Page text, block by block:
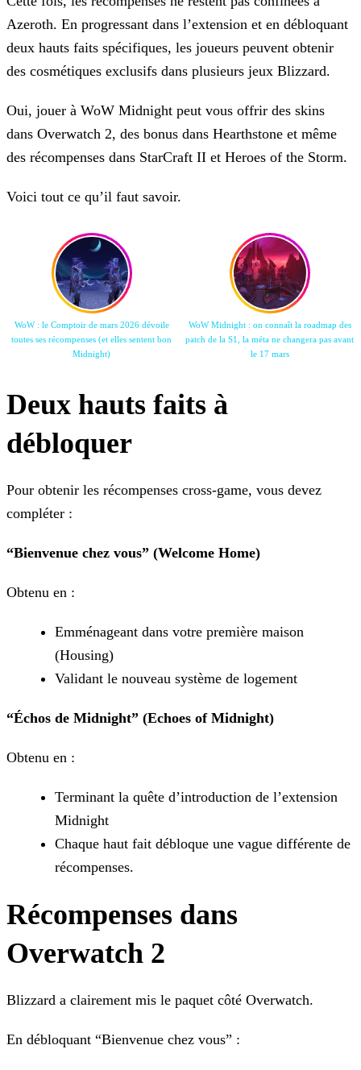
Azeroth. En progressant dans l’extension et en débloquant
deux hauts faits spécifiques, les joueurs peuvent obtenir
des cosmétiques exclusifs dans plusieurs jeux Blizzard.
Oui, jouer à WoW Midnight peut vous offrir des skins
dans Overwatch 2, des bonus dans Hearthstone et même
des récompenses dans StarCraft II et Heroes of the Storm.
Voici tout ce qu’il faut savoir.
WoW : le Comptoir de mars 2026 dévoile
toutes ses récompenses (et elles sentent bon
Midnight)
WoW Midnight : on connaît la roadmap des
patch de la S1, la méta ne changera pas avant
le 17 mars
Deux hauts faits à
débloquer
Pour obtenir les récompenses cross-game, vous devez
compléter :
“Bienvenue chez vous” (Welcome Home)
Obtenu en :
Emménageant dans votre première maison
(Housing)
Validant le nouveau système de logement
“Échos de Midnight” (Echoes of Midnight)
Obtenu en :
Terminant la quête d’introduction de l’extension
Midnight
Chaque haut fait débloque une vague différente de
récompenses.
Récompenses dans
Overwatch 2
Blizzard a clairement mis le paquet côté Overwatch.
En débloquant “Bienvenue chez vous” :